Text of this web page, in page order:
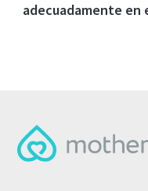
adecuadamente en